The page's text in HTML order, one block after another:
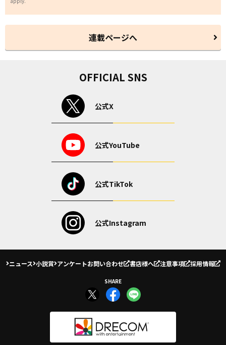
連載ページへ
OFFICIAL SNS
公式X
公式YouTube
公式TikTok
公式Instagram
ニュース 小説賞 アンケートお問い合わせ 書店様へ 注意事項 採用情報
SHARE